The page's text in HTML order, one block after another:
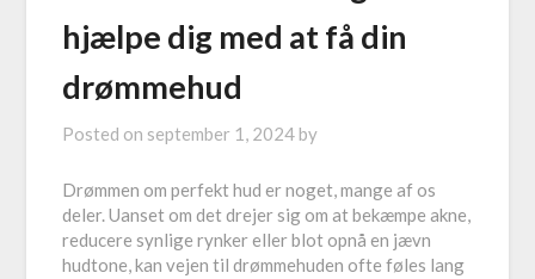
hjælpe dig med at få din
drømmehud
Posted on september 1, 2024 by
Drømmen om perfekt hud er noget, mange af os
deler. Uanset om det drejer sig om at bekæmpe akne,
reducere synlige rynker eller blot opnå en jævn
hudtone, kan vejen til drømmehuden ofte føles lang